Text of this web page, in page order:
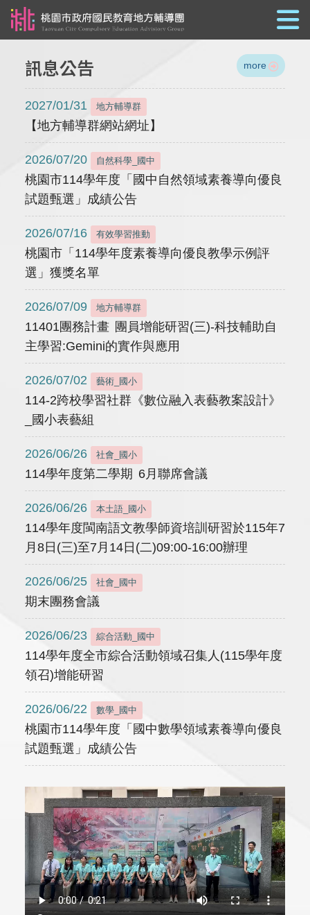
訊息公告 more
2027/01/31 地方輔導群
【地方輔導群網站網址】
2026/07/20 自然科學_國中
桃園市114學年度「國中自然領域素養導向優良
試題甄選」成績公告
2026/07/16 有效學習推動
桃園市「114學年度素養導向優良教學示例評
選」獲獎名單
2026/07/09 地方輔導群
11401團務計畫 團員增能研習(三)-科技輔助自
主學習:Gemini的實作與應用
2026/07/02 藝術_國小
114-2跨校學習社群《數位融入表藝教案設計》
_國小表藝組
2026/06/26 社會_國小
114學年度第二學期 6月聯席會議
2026/06/26 本土語_國小
114學年度閩南語文教學師資培訓研習於115年7
月8日(三)至7月14日(二)09:00-16:00辦理
2026/06/25 社會_國中
期末團務會議
2026/06/23 綜合活動_國中
114學年度全市綜合活動領域召集人(115學年度
領召)增能研習
2026/06/22 數學_國中
桃園市114學年度「國中數學領域素養導向優良
試題甄選」成績公告